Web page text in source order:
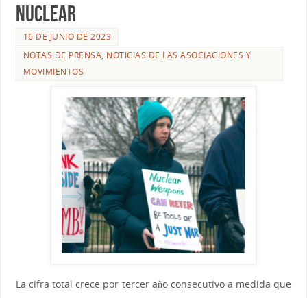
NUCLEAR
16 DE JUNIO DE 2023
NOTAS DE PRENSA, NOTICIAS DE LAS ASOCIACIONES Y
MOVIMIENTOS
La cifra total crece por tercer año consecutivo a medida que